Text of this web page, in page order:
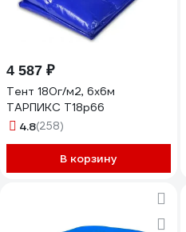
4 587 ₽
Тент 180г/м2, 6х6м
ТАРПИКС Т18р66
4.8(258)
В корзину